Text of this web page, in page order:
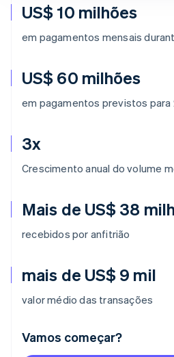
US$ 10 milhões
em pagamentos mensais
US$ 60 milhões
em pagamentos previstos para
3x
Crescimento anual do volume
Mais de US$ 38
recebidos por anfitrião
mais de US$ 9 mil
valor médio das transações
Vamos começar?